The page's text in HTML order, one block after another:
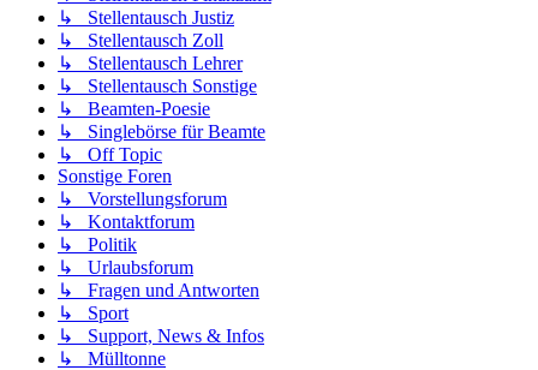
↳ Stellentausch Justiz
↳ Stellentausch Zoll
↳ Stellentausch Lehrer
↳ Stellentausch Sonstige
↳ Beamten-Poesie
↳ Singlebörse für Beamte
↳ Off Topic
Sonstige Foren
↳ Vorstellungsforum
↳ Kontaktforum
↳ Politik
↳ Urlaubsforum
↳ Fragen und Antworten
↳ Sport
↳ Support, News & Infos
↳ Mülltonne